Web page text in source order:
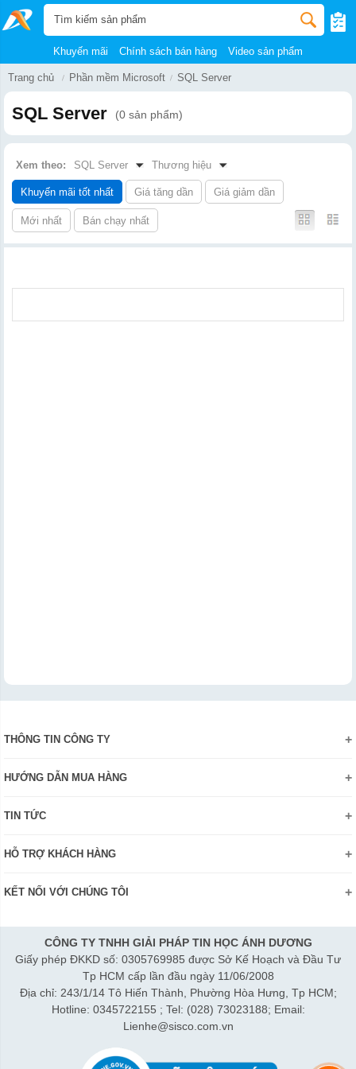
Khuyến mãi Chính sách bán hàng Video sản phẩm
Trang chủ Phần mềm Microsoft SQL Server
SQL Server (0 sản phẩm)
Xem theo: SQL Server Thương hiệu
Khuyến mãi tốt nhất Giá tăng dần Giá giảm dần
Mới nhất Bán chạy nhất
THÔNG TIN CÔNG TY
Chính sách bảo mật thông tin
HƯỚNG DẪN MUA HÀNG
Thanh toán và giao hàng
Hướng dẫn đăng ký tài khoản
Kiểm tra tình trạng đơn hàng
TIN TỨC
Review sản phẩm
HỖ TRỢ KHÁCH HÀNG
Hợp tác: LienHe@sisco.com.vn
Thời gian làm việc từ Thứ 2- Thứ 7:
Sáng 8h15-12h; Chiều 1h15-5h30
Thứ 7 làm đến 3h30 chiều.
KẾT NỐI VỚI CHÚNG TÔI
CÔNG TY TNHH GIẢI PHÁP TIN HỌC ÁNH DƯƠNG
Giấy phép ĐKKD số: 0305769985 được Sở Kế Hoạch và Đầu Tư
Tp HCM cấp lần đầu ngày 11/06/2008
Địa chỉ: 243/1/14 Tô Hiến Thành, Phường Hòa Hưng, Tp HCM;
Hotline: 0345722155 ; Tel: (028) 73023188; Email:
Lienhe@sisco.com.vn